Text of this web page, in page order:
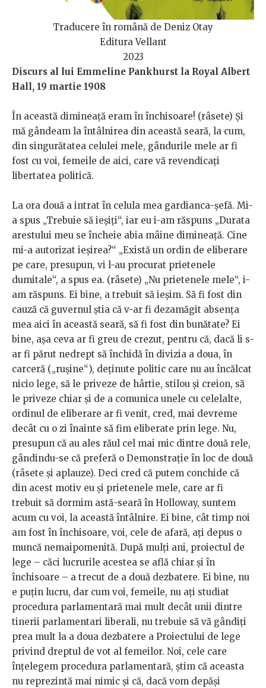
Traducere în română de Deniz Otay
Editura Vellant
2023
Discurs al lui Emmeline Pankhurst la Royal Albert
Hall, 19 martie 1908
În această dimineață eram în închisoare! (râsete) Și
mă gândeam la întâlnirea din această seară, la cum,
din singurătatea celulei mele, gândurile mele ar fi
fost cu voi, femeile de aici, care vă revendicați
libertatea politică.
La ora două a intrat în celula mea gardianca-șefă. Mi-
a spus „Trebuie să ieșiți“, iar eu i-am răspuns „Durata
arestului meu se încheie abia mâine dimineață. Cine
mi-a autorizat ieșirea?“ „Există un ordin de eliberare
pe care, presupun, vi l-au procurat prietenele
dumitale“, a spus ea. (râsete) „Nu prietenele mele“, i-
am răspuns. Ei bine, a trebuit să ieșim. Să fi fost din
cauză că guvernul știa că v-ar fi dezamăgit absența
mea aici în această seară, să fi fost din bunătate? Ei
bine, așa ceva ar fi greu de crezut, pentru că, dacă li s-
ar fi părut nedrept să închidă în divizia a doua, în
carceră („rușine“), deținute politic care nu au încălcat
nicio lege, să le priveze de hârtie, stilou și creion, să
le priveze chiar și de a comunica unele cu celelalte,
ordinul de eliberare ar fi venit, cred, mai devreme
decât cu o zi înainte să fim eliberate prin lege. Nu,
presupun că au ales răul cel mai mic dintre două rele,
gândindu-se că preferă o Demonstrație în loc de două
(râsete și aplauze). Deci cred că putem conchide că
din acest motiv eu și prietenele mele, care ar fi
trebuit să dormim astă-seară în Holloway, suntem
acum cu voi, la această întâlnire. Ei bine, cât timp noi
am fost în închisoare, voi, cele de afară, ați depus o
muncă nemaipomenită. După mulți ani, proiectul de
lege – căci lucrurile acestea se află chiar și în
închisoare – a trecut de a două dezbatere. Ei bine, nu
e puțin lucru, dar cum voi, femeile, nu ați studiat
procedura parlamentară mai mult decât unii dintre
tinerii parlamentari liberali, nu trebuie să vă gândiți
prea mult la a doua dezbatere a Proiectului de lege
privind dreptul de vot al femeilor. Noi, cele care
înțelegem procedura parlamentară, știm că aceasta
nu reprezintă mai nimic și că, dacă vom depăși